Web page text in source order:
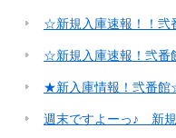
☆新規入庫速報！！弐
☆新規入庫速報！弐
★新入庫情報！弐番
週末ですよーっ♪ 新規